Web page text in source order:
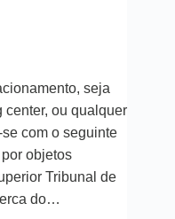
seja
center, ou qualquer
com o seguinte
objetos
Tribunal de
do…